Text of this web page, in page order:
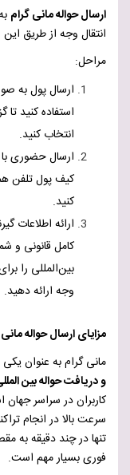
ارسال حواله مانی گرام
انتقال وجه از طریق
مراحل:
ارسال پول به
استفاده کنید
انتخاب کنید.
ارسال حضوری با
کیف پول تلفن
کنید.
ارائه اطلاعات
کامل قانونی و
بین‌المللی را
وجه ارائه دهید.
مزایای ارسال حواله
مانی گرام به عنوان
و دریافت حواله بین
کاربران در سراسر
سرعت بالا در انجام
تنها در چند دقیقه به
فوری بسیار مهم است.